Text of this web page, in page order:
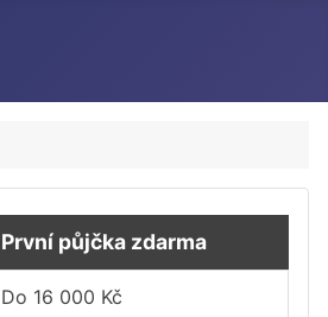
První půjčka zdarma
Do 16 000 Kč